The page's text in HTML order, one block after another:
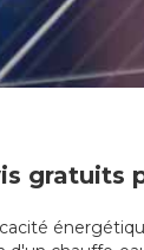
gratuits